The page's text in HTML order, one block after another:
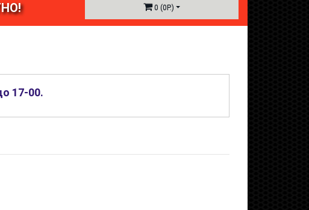
0 (0Р.)
17-00.